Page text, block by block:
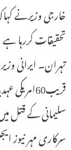
خارجی وزیرنے
تحقیقات کررہا ہے
تہران۔ ایرانی
سلیمانی کے قتل
سرکاری مہر نیوز